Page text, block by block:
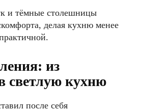
и тёмные столешницы
делая кухню менее
из
светлую кухню
после себя